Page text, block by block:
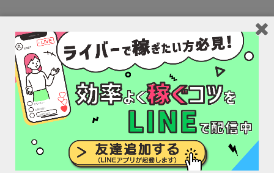
当然ではありますが、パートを辞めたら今まであった収
入が全て無くなってしまいます。
そのため、 お金の面で問題は無いのか、次のパートを見
つけるまで不自由なく暮らしていけるか、
など経済状況
を確認しましょう。
次の仕事は何をするか目星を付ける